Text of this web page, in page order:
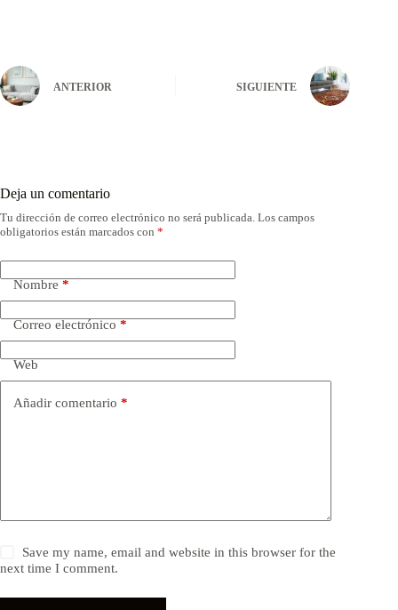
ANTERIOR SIGUIENTE
Deja un comentario
Tu dirección de correo electrónico no será publicada. Los campos
obligatorios están marcados con *
Nombre *
Correo electrónico *
Web
Añadir comentario *
Save my name, email and website in this browser for the
next time I comment.